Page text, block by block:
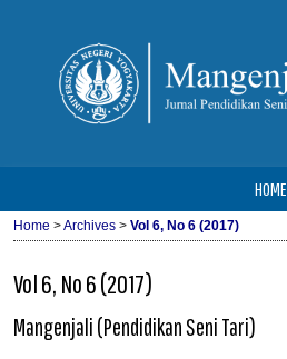
HOME
Home >Archives > Vol 6, No 6 (2017)
Vol 6, No 6 (2017)
Mangenjali (Pendidikan Seni Tari)